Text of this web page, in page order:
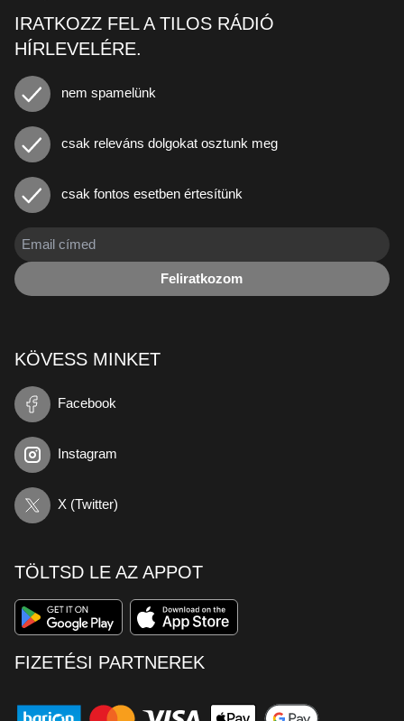
IRATKOZZ FEL A TILOS RÁDIÓ
HÍRLEVELÉRE.
nem spamelünk
csak releváns dolgokat osztunk meg
csak fontos esetben értesítünk
Feliratkozom
KÖVESS MINKET
Facebook
Instagram
X (Twitter)
TÖLTSD LE AZ APPOT
FIZETÉSI PARTNEREK